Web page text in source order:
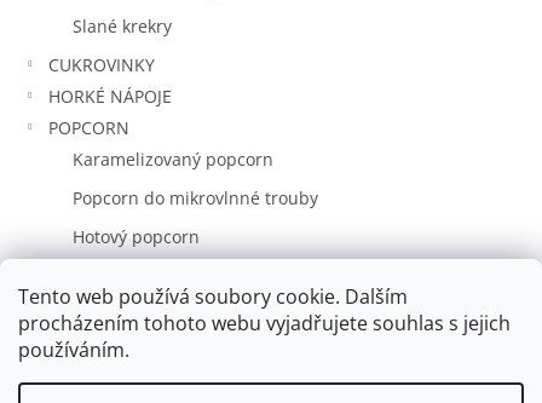
Tento web používá soubory cookie. Dalším
procházením tohoto webu vyjadřujete souhlas s jejich
používáním.
Slané krekry
CUKROVINKY
HORKÉ NÁPOJE
POPCORN
Karamelizovaný popcorn
Popcorn do mikrovlnné trouby
Hotový popcorn
Značky